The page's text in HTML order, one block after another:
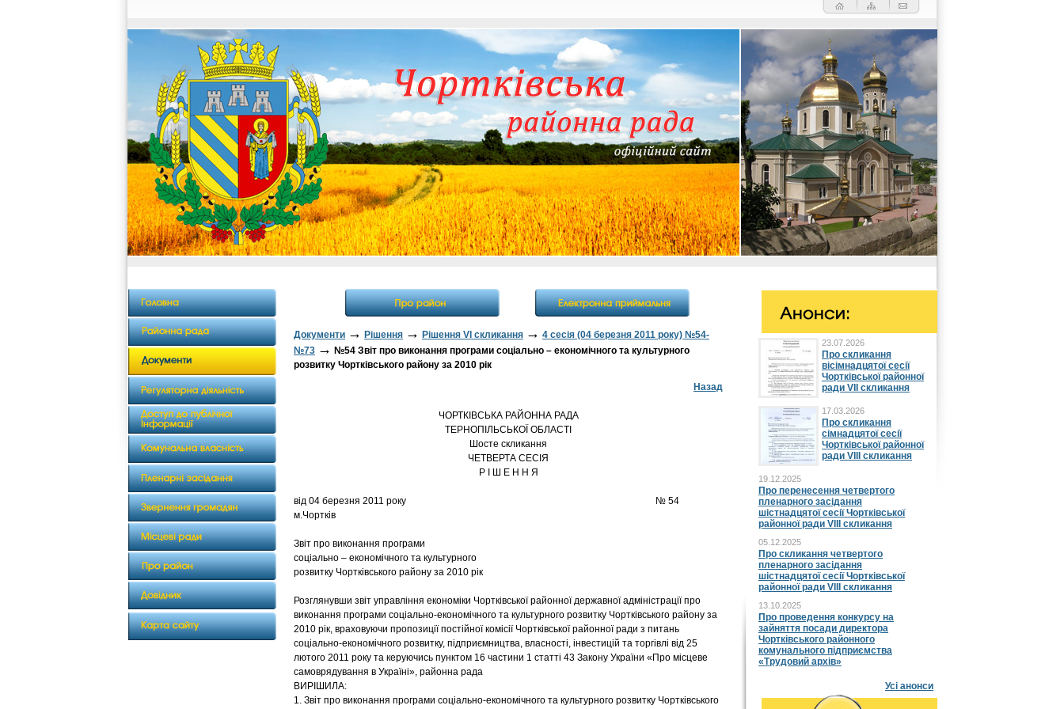
Документи → Рішення → Рішення VI скликання → 4 сесія (04 березня 2011 року) №54-
№73 → №54 Звіт про виконання програми соціально – економічного та культурного
розвитку Чортківського району за 2010 рік
Назад
ЧОРТКІВСЬКА РАЙОННА РАДА
ТЕРНОПІЛЬСЬКОЇ ОБЛАСТІ
Шосте скликання
ЧЕТВЕРТА СЕСІЯ
Р І Ш Е Н Н Я
від 04 березня 2011 року № 54
м.Чортків
Звіт про виконання програми
соціально – економічного та культурного
розвитку Чортківського району за 2010 рік
Розглянувши звіт управління економіки Чортківської районної державної адміністрації про
виконання програми соціально-економічного та культурного розвитку Чортківського району за
2010 рік, враховуючи пропозиції постійної комісії Чортківської районної ради з питань
соціально-економічного розвитку, підприємництва, власності, інвестицій та торгівлі від 25
лютого 2011 року та керуючись пунктом 16 частини 1 статті 43 Закону України «Про місцеве
самоврядування в Україні», районна рада
ВИРІШИЛА:
1. Звіт про виконання програми соціально-економічного та культурного розвитку Чортківського
23.07.2026
Про скликання
вісімнадцятої сесії
Чортківської районної
ради VII скликання
17.03.2026
Про скликання
сімнадцятої сесії
Чортківської районної
ради VIII скликання
19.12.2025
Про перенесення четвертого
пленарного засідання
шістнадцятої сесії Чортківської
районної ради VIII скликання
05.12.2025
Про скликання четвертого
пленарного засідання
шістнадцятої сесії Чортківської
районної ради VIII скликання
13.10.2025
Про проведення конкурсу на
зайняття посади директора
Чортківського районного
комунального підприємства
«Трудовий архів»
Усі анонси